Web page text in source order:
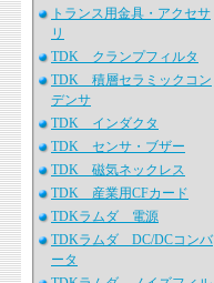
トランス用金具・アクセサ
リ
TDK クランプフィルタ
TDK 積層セラミックコン
デンサ
TDK インダクタ
TDK センサ・ブザー
TDK 磁気ネックレス
TDK 産業用CFカード
TDKラムダ 電源
TDKラムダ DC/DCコンバ
ータ